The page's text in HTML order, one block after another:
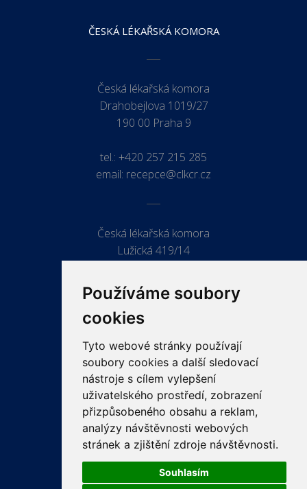
Používáme soubory
cookies
Tyto webové stránky používají
soubory cookies a další sledovací
nástroje s cílem vylepšení
uživatelského prostředí, zobrazení
přizpůsobeného obsahu a reklam,
analýzy návštěvnosti webových
stránek a zjištění zdroje návštěvnosti.
Souhlasím
ČESKÁ LÉKAŘSKÁ KOMORA
Česká lékařská komora
Drahobejlova 1019/27
190 00 Praha 9
tel.: +420 257 215 285
email: recepce@clkcr.cz
Česká lékařská komora
Lužická 419/14
ODKAZY
PRO LÉKAŘE
PRO VEŘEJNOST
VZDĚLÁVÁNÍ